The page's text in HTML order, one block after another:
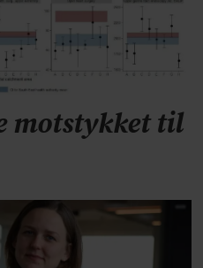
motstykket til